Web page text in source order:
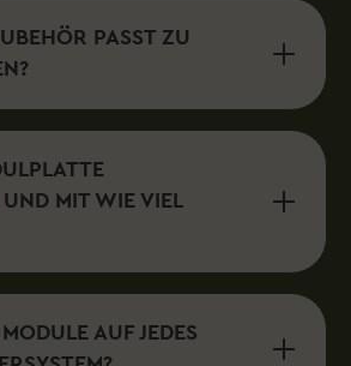
PASST ZU
UND MIT WIE VIEL
AUF JEDES